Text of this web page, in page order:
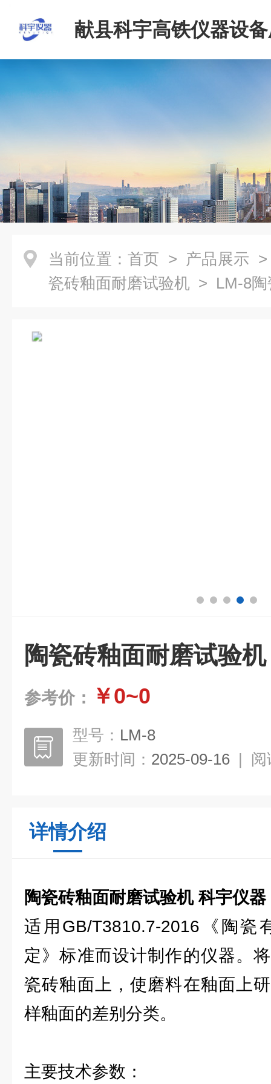
献县科宇高铁仪器设
当前位置： 首页 > 产品展示
瓷砖釉面耐磨试验机 > LM-8陶
陶瓷砖釉面耐磨试验
参考价： ￥0~0
型号： LM-8
更新时间： 2025-09-16 | 阅
详情介绍
陶瓷砖釉面耐磨试验机 科宇仪器
适用GB/T3810.7-2016《陶瓷
定》标准而设计制作的仪器。
瓷砖釉面上，使磨料在釉面上
样釉面的差别分类。
主要技术参数：